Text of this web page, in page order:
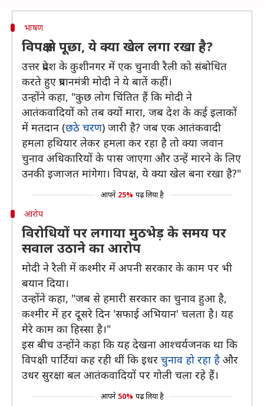
भाषण
विपक्ष से पूछा, ये क्या खेल लगा रखा है?
उत्तर प्रदेश के कुशीनगर में एक चुनावी रैली को संबोधित
करते हुए प्रधानमंत्री मोदी ने ये बातें कहीं।
उन्होंने कहा, "कुछ लोग चिंतित हैं कि मोदी ने
आतंकवादियों को तब क्यों मारा, जब देश के कई इलाकों
में मतदान (छठे चरण) जारी है? जब एक आतंकवादी
हमला हथियार लेकर हमला कर रहा है तो क्या जवान
चुनाव अधिकारियों के पास जाएगा और उन्हें मारने के लिए
उनकी इजाजत मांगेगा। विपक्ष, ये क्या खेल बना रखा है?"
आपने 25% पढ़ लिया है
आरोप
विरोधियों पर लगाया मुठभेड़ के समय पर
सवाल उठाने का आरोप
मोदी ने रैली में कश्मीर में अपनी सरकार के काम पर भी
बयान दिया।
उन्होंने कहा, "जब से हमारी सरकार का चुनाव हुआ है,
कश्मीर में हर दूसरे दिन 'सफाई अभियान' चलता है। यह
मेरे काम का हिस्सा है।"
इस बीच उन्होंने कहा कि यह देखना आश्चर्यजनक था कि
विपक्षी पार्टियां कह रही थीं कि इधर चुनाव हो रहा है और
उधर सुरक्षा बल आतंकवादियों पर गोली चला रहे हैं।
आपने 50% पढ़ लिया है